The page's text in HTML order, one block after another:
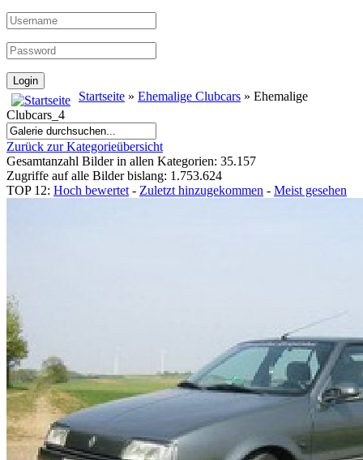
Startseite » Ehemalige Clubcars » Ehemalige
Clubcars_4
Zurück zur Kategorieübersicht
Gesamtanzahl Bilder in allen Kategorien: 35.157
Zugriffe auf alle Bilder bislang: 1.753.624
TOP 12: Hoch bewertet - Zuletzt hinzugekommen - Meist gesehen